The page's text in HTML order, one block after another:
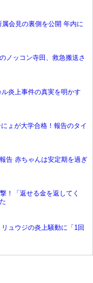
会見の裏側を公開 年内に
ノッコン寺田、救急搬送さ
ル炎上事件の真実を明かす
ょが大学合格！報告のタイ
告 赤ちゃんは安定期を過ぎ
！「返せる金を返してく
リュウジの炎上騒動に「1回